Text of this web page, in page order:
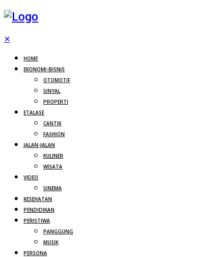
✕
HOME
EKONOMI-BISNIS
OTOMOTIF
SINYAL
PROPERTI
ETALASE
CANTIK
FASHION
JALAN-JALAN
KULINER
WISATA
VIDEO
SINEMA
KESEHATAN
PENDIDIKAN
PERISTIWA
PANGGUNG
MUSIK
PERSONA